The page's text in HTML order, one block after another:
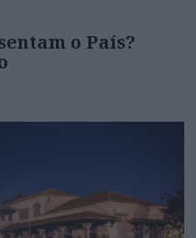
o País?